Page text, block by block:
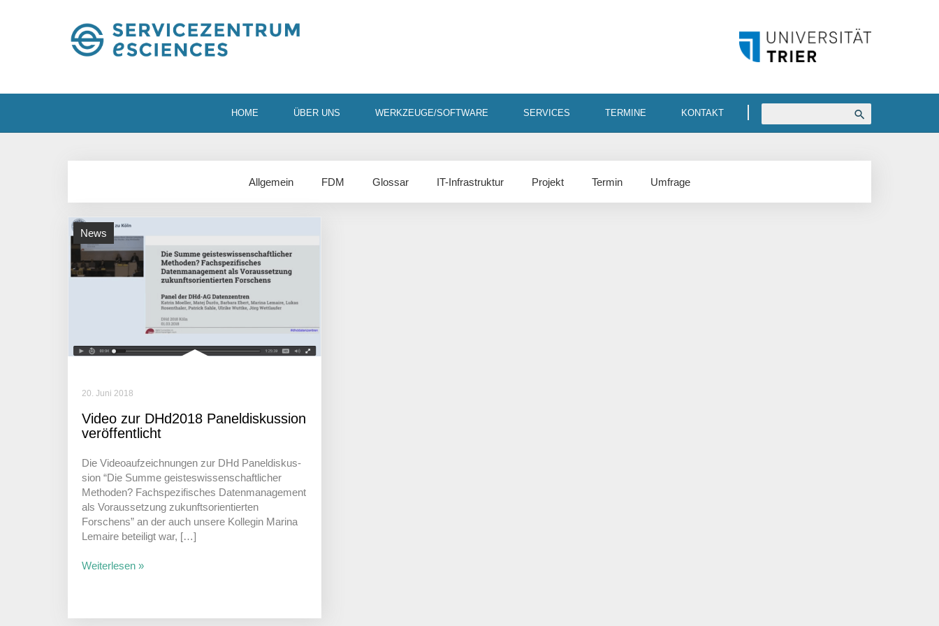
HOME ÜBER UNS WERKZEUGE/SOFTWARE SERVICES TERMINE KONTAKT
Allgemein FDM Glossar IT-Infrastruktur Projekt Termin Umfrage
News
20. Juni 2018
Video zur DHd2018 Panel­dis­kus­sion
veröffentlicht
Die Video­auf­zeich­nungen zur DHd Panel­dis­kus­
sion “Die Summe geis­tes­wis­sen­schaft­li­cher
Methoden? Fach­spe­zi­fi­sches Daten­ma­nage­ment
als Voraus­set­zung zukunfts­ori­en­tierten
Forschens” an der auch unsere Kollegin Marina
Lemaire betei­ligt war, […]
Weiterlesen »